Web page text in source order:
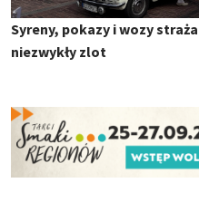
Syreny, pokazy i wozy
niezwykły zlot